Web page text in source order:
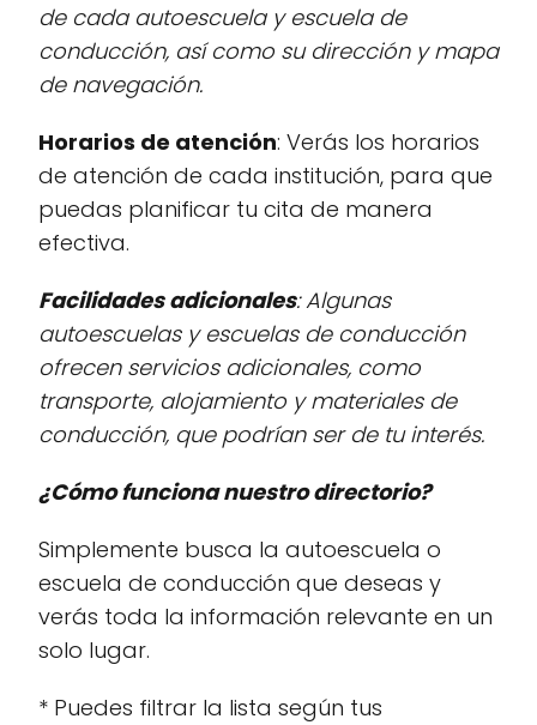
de cada autoescuela y escuela de
conducción, así como su dirección y mapa
de navegación.
Horarios de atención: Verás los horarios
de atención de cada institución, para que
puedas planificar tu cita de manera
efectiva.
Facilidades adicionales: Algunas
autoescuelas y escuelas de conducción
ofrecen servicios adicionales, como
transporte, alojamiento y materiales de
conducción, que podrían ser de tu interés.
¿Cómo funciona nuestro directorio?
Simplemente busca la autoescuela o
escuela de conducción que deseas y
verás toda la información relevante en un
solo lugar.
* Puedes filtrar la lista según tus